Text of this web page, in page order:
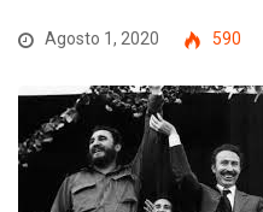
Agosto 1, 2020 590